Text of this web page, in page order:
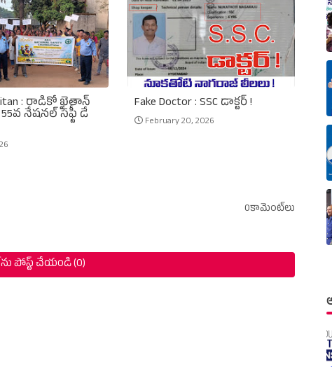
: రాడికో ఖైతాన్
నేషనల్ సేఫ్టీ డే
Fake Doctor : SSC డాక్టర్ !
February 20, 2026
0కామెంట్‌లు
పోస్ట్ చేయండి (0)